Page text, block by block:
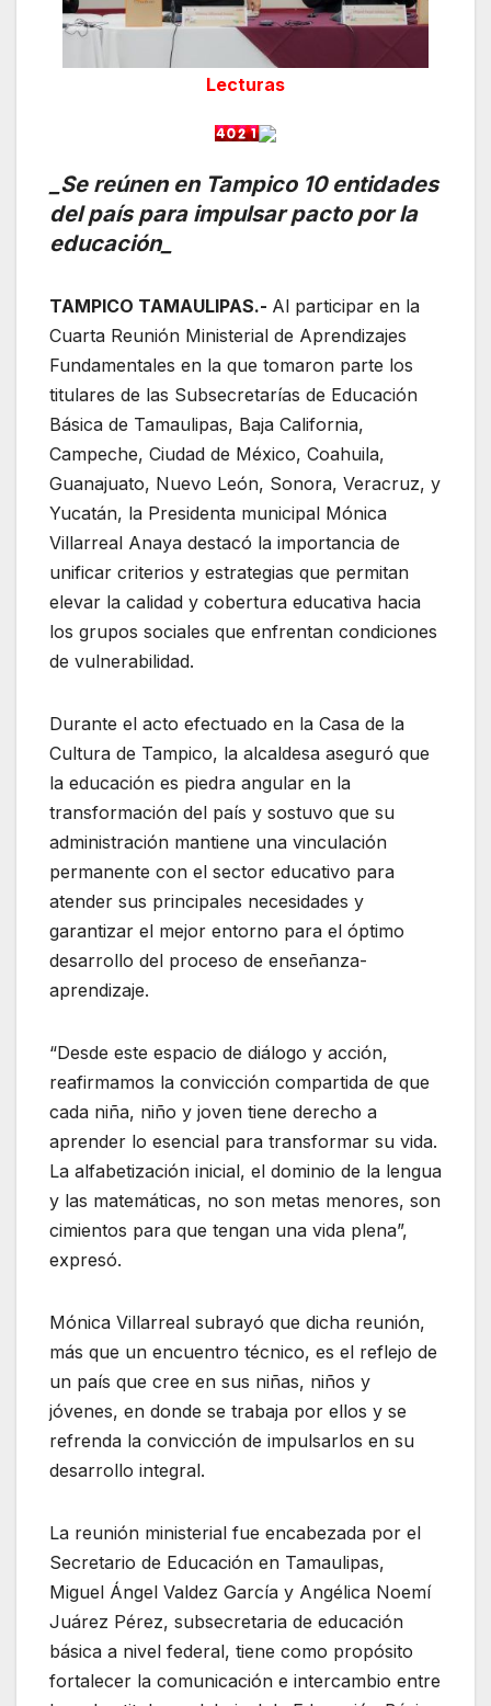
Lecturas
_Se reúnen en Tampico 10 entidades
del país para impulsar pacto por la
educación_
TAMPICO TAMAULIPAS.- Al participar en la
Cuarta Reunión Ministerial de Aprendizajes
Fundamentales en la que tomaron parte los
titulares de las Subsecretarías de Educación
Básica de Tamaulipas, Baja California,
Campeche, Ciudad de México, Coahuila,
Guanajuato, Nuevo León, Sonora, Veracruz, y
Yucatán, la Presidenta municipal Mónica
Villarreal Anaya destacó la importancia de
unificar criterios y estrategias que permitan
elevar la calidad y cobertura educativa hacia
los grupos sociales que enfrentan condiciones
de vulnerabilidad.
Durante el acto efectuado en la Casa de la
Cultura de Tampico, la alcaldesa aseguró que
la educación es piedra angular en la
transformación del país y sostuvo que su
administración mantiene una vinculación
permanente con el sector educativo para
atender sus principales necesidades y
garantizar el mejor entorno para el óptimo
desarrollo del proceso de enseñanza-
aprendizaje.
“Desde este espacio de diálogo y acción,
reafirmamos la convicción compartida de que
cada niña, niño y joven tiene derecho a
aprender lo esencial para transformar su vida.
La alfabetización inicial, el dominio de la lengua
y las matemáticas, no son metas menores, son
cimientos para que tengan una vida plena”,
expresó.
Mónica Villarreal subrayó que dicha reunión,
más que un encuentro técnico, es el reflejo de
un país que cree en sus niñas, niños y
jóvenes, en donde se trabaja por ellos y se
refrenda la convicción de impulsarlos en su
desarrollo integral.
La reunión ministerial fue encabezada por el
Secretario de Educación en Tamaulipas,
Miguel Ángel Valdez García y Angélica Noemí
Juárez Pérez, subsecretaria de educación
básica a nivel federal, tiene como propósito
fortalecer la comunicación e intercambio entre